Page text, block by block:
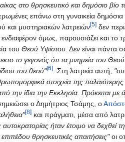
στο θρησκευτικό και δημόσιο
επάνω στη γυναικεία
και μυστηριακών λατρειών[5] δεν
όμως, παρουσιάζει και το
τουΘεού Υψίστου . Δεν είναι
το γεγονός ότι τα μνημεία του
του θεού"[6] . Στη λατρεία αυτή,
στοιχεία της
την ίδια την Εκκλησία. Πρόκειται
ο Δημήτριος Τσάμης, ο
[8] και πράγματι, μέσα από
αυτοκρατορίας ήταν έτοιμο να δεχθεί
θρησκευτικές απαιτήσεις"οι